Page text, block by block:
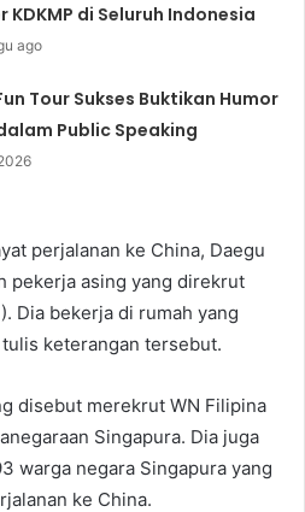
KDKMP di Seluruh Indonesia
ago
Tour Sukses Buktikan Humor
Public Speaking
perjalanan ke China, Daegu
pekerja asing yang direkrut
Dia bekerja di rumah yang
tulis keterangan tersebut.
disebut merekrut WN Filipina
Singapura. Dia juga
warga negara Singapura yang
ke China.